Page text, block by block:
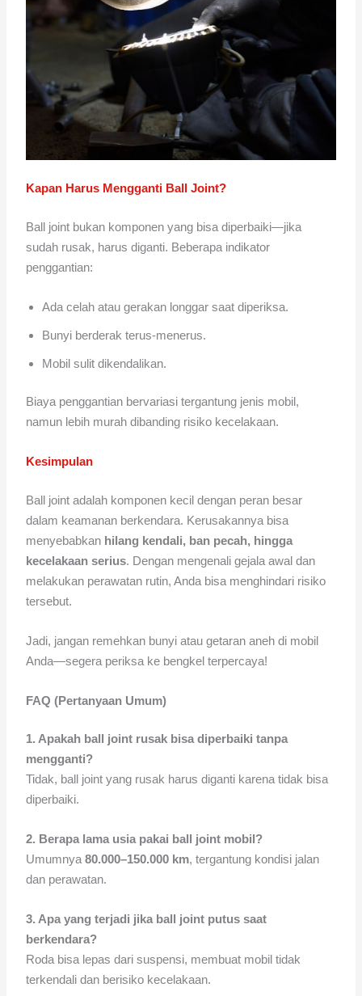
Kapan Harus Mengganti Ball Joint?
Ball joint bukan komponen yang bisa diperbaiki—jika
sudah rusak, harus diganti. Beberapa indikator
penggantian:
Ada celah atau gerakan longgar saat diperiksa.
Bunyi berderak terus-menerus.
Mobil sulit dikendalikan.
Biaya penggantian bervariasi tergantung jenis mobil,
namun lebih murah dibanding risiko kecelakaan.
Kesimpulan
Ball joint adalah komponen kecil dengan peran besar
dalam keamanan berkendara. Kerusakannya bisa
menyebabkan hilang kendali, ban pecah, hingga
kecelakaan serius. Dengan mengenali gejala awal dan
melakukan perawatan rutin, Anda bisa menghindari risiko
tersebut.
Jadi, jangan remehkan bunyi atau getaran aneh di mobil
Anda—segera periksa ke bengkel terpercaya!
FAQ (Pertanyaan Umum)
1. Apakah ball joint rusak bisa diperbaiki tanpa
mengganti?
Tidak, ball joint yang rusak harus diganti karena tidak bisa
diperbaiki.
2. Berapa lama usia pakai ball joint mobil?
Umumnya80.000–150.000 km, tergantung kondisi jalan
dan perawatan.
3. Apa yang terjadi jika ball joint putus saat
berkendara?
Roda bisa lepas dari suspensi, membuat mobil tidak
terkendali dan berisiko kecelakaan.